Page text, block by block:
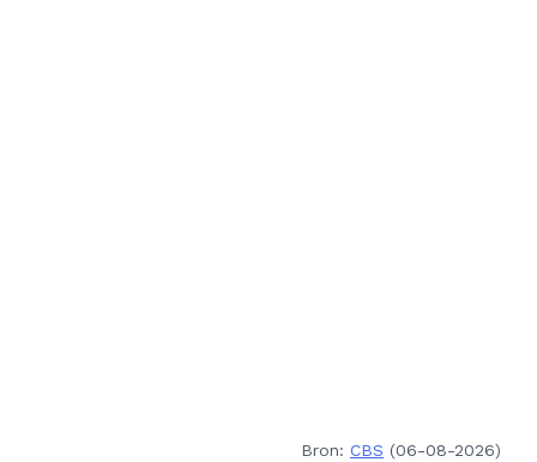
Bron: CBS (06-08-2026)